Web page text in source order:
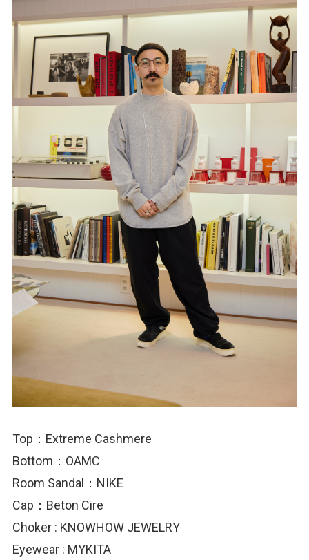
Top：Extreme Cashmere
Bottom：OAMC
Room Sandal：NIKE
Cap：Beton Cire
Choker : KNOWHOW JEWELRY
Eyewear : MYKITA